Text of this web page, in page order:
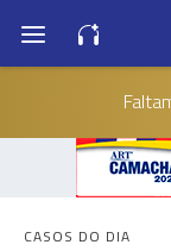
CASOS DO DIA